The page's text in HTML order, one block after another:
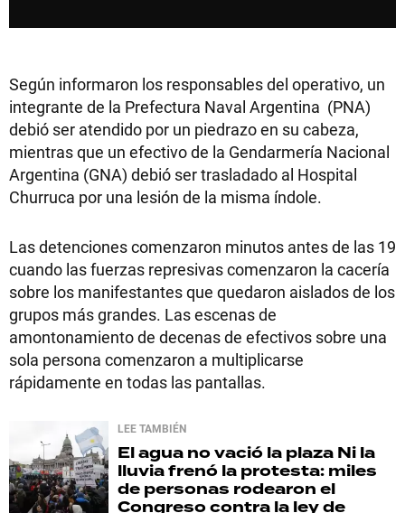
Según informaron los responsables del operativo, un
integrante de la Prefectura Naval Argentina (PNA)
debió ser atendido por un piedrazo en su cabeza,
mientras que un efectivo de la Gendarmería Nacional
Argentina (GNA) debió ser trasladado al Hospital
Churruca por una lesión de la misma índole.
Las detenciones comenzaron minutos antes de las 19
cuando las fuerzas represivas comenzaron la cacería
sobre los manifestantes que quedaron aislados de los
grupos más grandes. Las escenas de
amontonamiento de decenas de efectivos sobre una
sola persona comenzaron a multiplicarse
rápidamente en todas las pantallas.
LEE TAMBIÉN
El agua no vació la plaza Ni la
lluvia frenó la protesta: miles
de personas rodearon el
Congreso contra la ley de